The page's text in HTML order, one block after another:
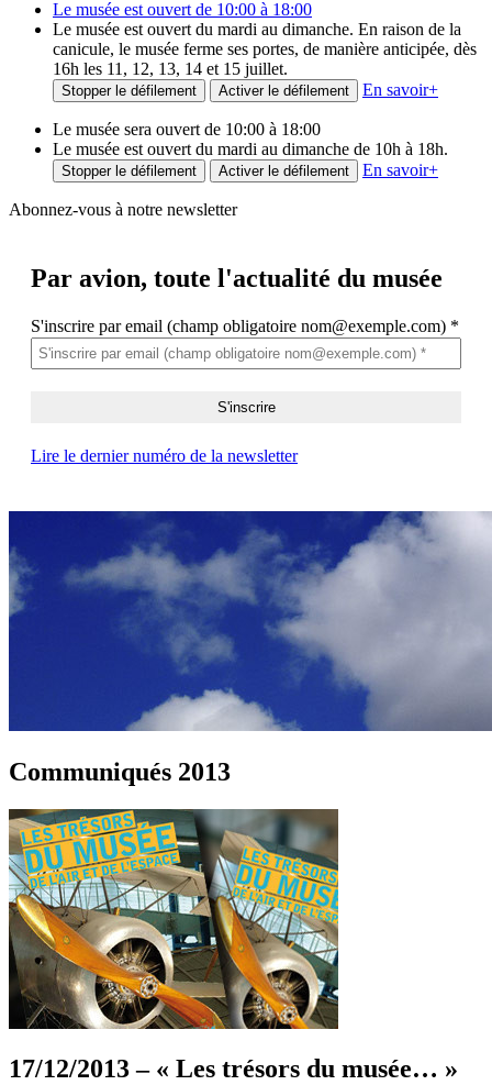
Le musée est ouvert de 10:00 à 18:00
Le musée est ouvert du mardi au dimanche. En raison de la
canicule, le musée ferme ses portes, de manière anticipée, dès
16h les 11, 12, 13, 14 et 15 juillet.
Stopper le défilement Activer le défilement En savoir+
Le musée sera ouvert de 10:00 à 18:00
Le musée est ouvert du mardi au dimanche de 10h à 18h.
Stopper le défilement Activer le défilement En savoir+
Abonnez-vous à notre newsletter
Par avion, toute l'actualité du musée
S'inscrire par email (champ obligatoire nom@exemple.com) *
Lire le dernier numéro de la newsletter
Communiqués 2013
17/12/2013 – « Les trésors du musée… »